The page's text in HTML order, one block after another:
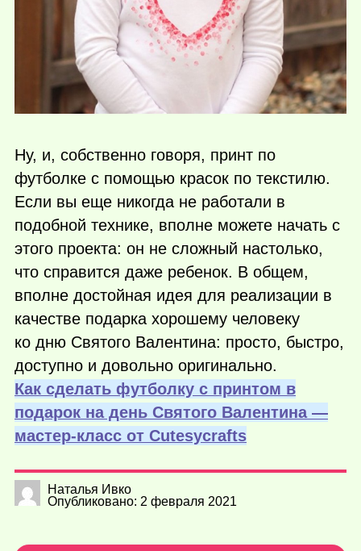
Ну, и, собственно говоря, принт по
футболке с помощью красок по текстилю.
Если вы еще никогда не работали в
подобной технике, вполне можете начать с
этого проекта: он не сложный настолько,
что справится даже ребенок. В общем,
вполне достойная идея для реализации в
качестве подарка хорошему человеку
ко дню Святого Валентина: просто, быстро,
доступно и довольно оригинально.
Как сделать футболку с принтом в
подарок на день Святого Валентина —
мастер-класс от Сutesycrafts
Наталья Ивко
Опубликовано: 2 февраля 2021